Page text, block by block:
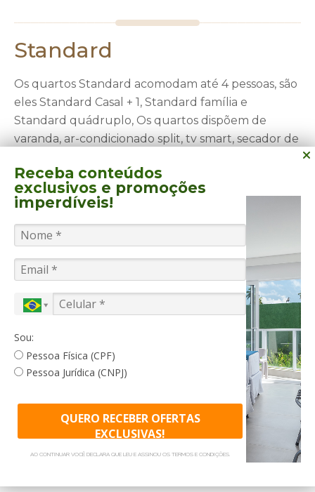
Standard
Os quartos Standard acomodam até 4 pessoas, são
eles Standard Casal + 1, Standard família e
Standard quádruplo, Os quartos dispõem de
varanda, ar-condicionado split, tv smart, secador de
térreo e não tem vista para o mar.
Receba conteúdos
exclusivos e promoções
imperdíveis!
Sou:
Pessoa Física (CPF)
Pessoa Jurídica (CNPJ)
QUERO RECEBER OFERTAS
EXCLUSIVAS!
AO CONTINUAR VOCÊ DECLARA QUE LEU E ASSINOU OS TERMOS E CONDIÇÕES.